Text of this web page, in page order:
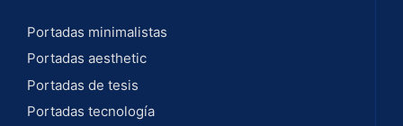
Portadas minimalistas
Portadas aesthetic
Portadas de tesis
Portadas tecnología